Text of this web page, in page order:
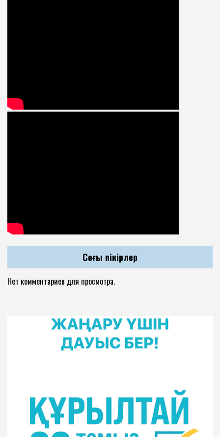
Соңғы пікірлер
Нет комментариев для просмотра.